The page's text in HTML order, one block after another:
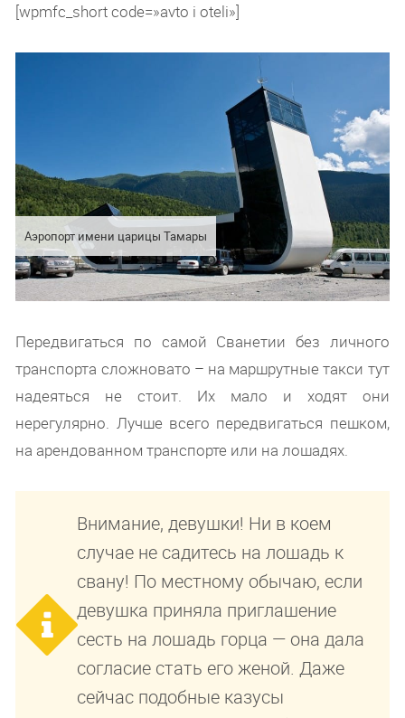
[wpmfc_short code=»avto i oteli»]
Аэропорт имени царицы Тамары
Передвигаться по самой Сванетии без личного
транспорта сложновато – на маршрутные такси тут
надеяться не стоит. Их мало и ходят они
нерегулярно. Лучше всего передвигаться пешком,
на арендованном транспорте или на лошадях.
Внимание, девушки! Ни в коем
случае не садитесь на лошадь к
свану! По местному обычаю, если
девушка приняла приглашение
сесть на лошадь горца — она дала
согласие стать его женой. Даже
сейчас подобные казусы